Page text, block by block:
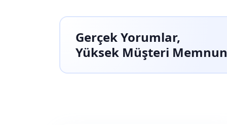
Gerçek Yorumlar,
Yüksek Müşteri